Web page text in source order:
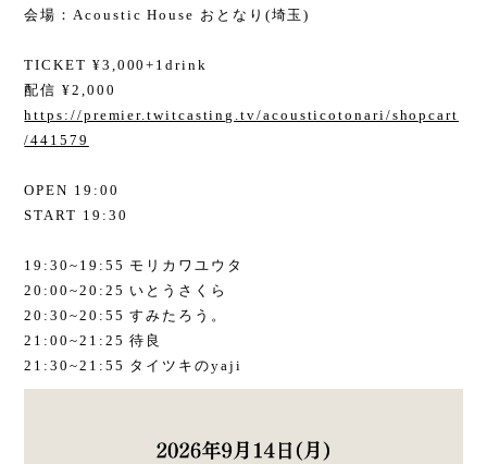
会場：Acoustic House おとなり(埼玉)
TICKET ¥3,000+1drink
配信 ¥2,000
https://premier.twitcasting.tv/acousticotonari/shopcart
/441579
OPEN 19:00
START 19:30
19:30~19:55 モリカワユウタ
20:00~20:25 いとうさくら
20:30~20:55 すみたろう。
21:00~21:25 待良
21:30~21:55 タイツキのyaji